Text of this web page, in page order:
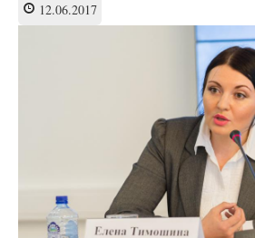
являются
неправомерными,
незаконными
12.06.2017